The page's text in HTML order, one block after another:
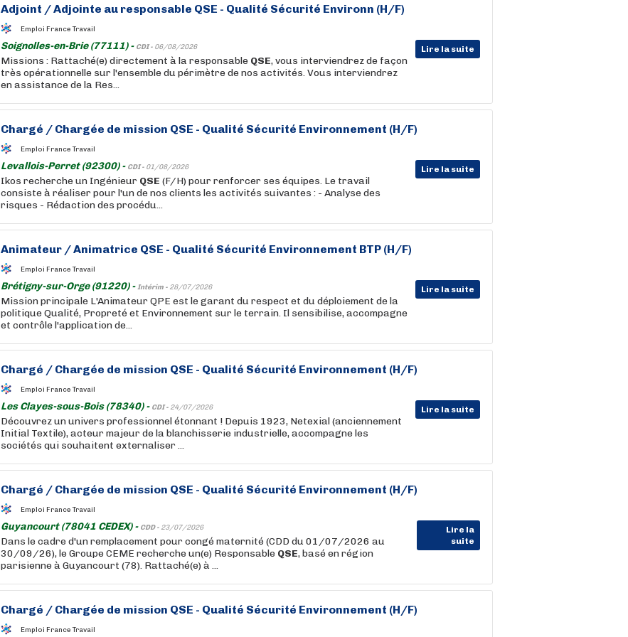
Adjoint / Adjointe au responsable QSE - Qualité Sécurité Environn (H/F)
Emploi France Travail
Soignolles-en-Brie (77111) - CDI - 06/08/2026 Lire la suite
Missions : Rattaché(e) directement à la responsable QSE, vous interviendrez de façon
très opérationnelle sur l'ensemble du périmètre de nos activités. Vous interviendrez
en assistance de la Res...
Chargé / Chargée de mission QSE - Qualité Sécurité Environnement (H/F)
Emploi France Travail
Levallois-Perret (92300) - CDI - 01/08/2026 Lire la suite
Ikos recherche un Ingénieur QSE (F/H) pour renforcer ses équipes. Le travail
consiste à réaliser pour l'un de nos clients les activités suivantes : - Analyse des
risques - Rédaction des procédu...
Animateur / Animatrice QSE - Qualité Sécurité Environnement BTP (H/F)
Emploi France Travail
Brétigny-sur-Orge (91220) -Intérim - 28/07/2026 Lire la suite
Mission principale L'Animateur QPE est le garant du respect et du déploiement de la
politique Qualité, Propreté et Environnement sur le terrain. Il sensibilise, accompagne
et contrôle l'application de...
Chargé / Chargée de mission QSE - Qualité Sécurité Environnement (H/F)
Emploi France Travail
Les Clayes-sous-Bois (78340) - CDI - 24/07/2026 Lire la suite
Découvrez un univers professionnel étonnant ! Depuis 1923, Netexial (anciennement
Initial Textile), acteur majeur de la blanchisserie industrielle, accompagne les
sociétés qui souhaitent externaliser ...
Chargé / Chargée de mission QSE - Qualité Sécurité Environnement (H/F)
Emploi France Travail
Guyancourt (78041 CEDEX) - CDD - 23/07/2026
Lire la
suite
Dans le cadre d'un remplacement pour congé maternité (CDD du 01/07/2026 au
30/09/26), le Groupe CEME recherche un(e) Responsable QSE, basé en région
parisienne à Guyancourt (78). Rattaché(e) à ...
Chargé / Chargée de mission QSE - Qualité Sécurité Environnement (H/F)
Emploi France Travail